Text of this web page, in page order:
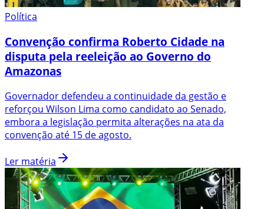
Política
Convenção confirma Roberto Cidade na
disputa pela reeleição ao Governo do
Amazonas
Governador defendeu a continuidade da gestão e
reforçou Wilson Lima como candidato ao Senado,
embora a legislação permita alterações na ata da
convenção até 15 de agosto.
Ler matéria